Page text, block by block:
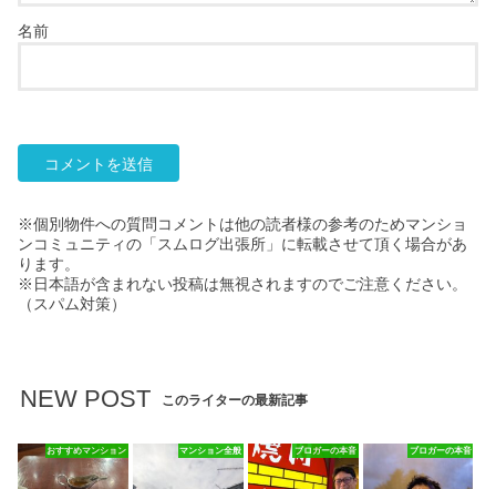
名前
※個別物件への質問コメントは他の読者様の参考のためマンショ
ンコミュニティの「スムログ出張所」に転載させて頂く場合があ
ります。
※日本語が含まれない投稿は無視されますのでご注意ください。
（スパム対策）
NEW POST このライターの最新記事
おすすめマンション マンション全般 ブロガーの本音 ブロガーの本音